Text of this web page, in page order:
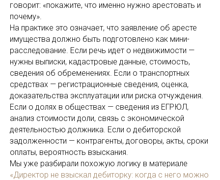
говорит: «покажите, что именно нужно арестовать и
почему».
На практике это означает, что заявление об аресте
имущества должно быть подготовлено как мини-
расследование. Если речь идет о недвижимости —
нужны выписки, кадастровые данные, стоимость,
сведения об обременениях. Если о транспортных
средствах — регистрационные сведения, оценка,
доказательства эксплуатации или риска отчуждения.
Если о долях в обществах — сведения из ЕГРЮЛ,
анализ стоимости доли, связь с экономической
деятельностью должника. Если о дебиторской
задолженности — контрагенты, договоры, акты, сроки
оплаты, вероятность взыскания.
Мы уже разбирали похожую логику в материале
«Директор не взыскал дебиторку: когда с него можно